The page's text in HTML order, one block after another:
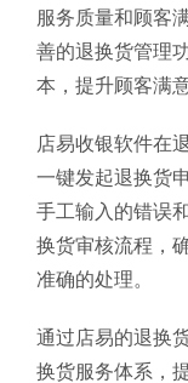
服务质量和顾客
善的退换货管理
本，提升顾客满意
店易收银软件在
一键发起退换货
手工输入的错误
换货审核流程，
准确的处理。
通过店易的退换
换货服务体系，